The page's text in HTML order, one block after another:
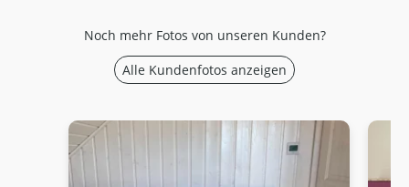
Noch mehr Fotos von unseren Kunden?
Alle Kundenfotos anzeigen